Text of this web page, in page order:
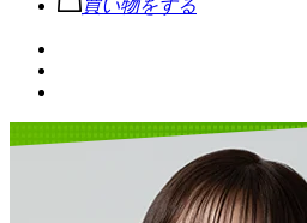
買い物をする